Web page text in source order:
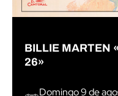
BILLIE MARTEN
26»
Domingo 9 de